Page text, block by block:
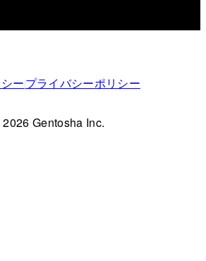
ープライバシーポリシー
Gentosha Inc.